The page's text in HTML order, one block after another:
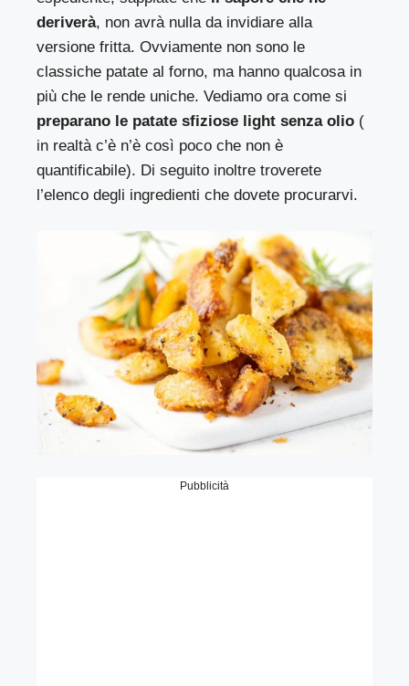
deriverà, non avrà nulla da invidiare alla
versione fritta. Ovviamente non sono le
classiche patate al forno, ma hanno qualcosa in
più che le rende uniche. Vediamo ora come si
preparano le patate sfiziose light senza olio (
in realtà c’è n’è così poco che non è
quantificabile). Di seguito inoltre troverete
l’elenco degli ingredienti che dovete procurarvi.
Pubblicità